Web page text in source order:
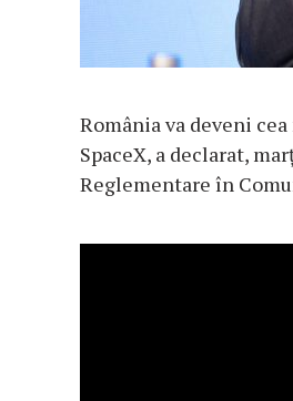
România va deveni
SpaceX, a declarat,
Reglementare în